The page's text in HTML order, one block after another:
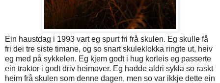
Ein haustdag i 1993 vart eg spurt fri frå skulen. Eg skulle få
fri dei tre siste timane, og so snart skuleklokka ringte ut, heiv
eg med på sykkelen. Eg kjem godt i hug korleis eg passerte
ein traktor i godt driv heimover. Eg hadde aldri sykla so raskt
heim frå skulen som denne dagen, men so var ikkje dette ein